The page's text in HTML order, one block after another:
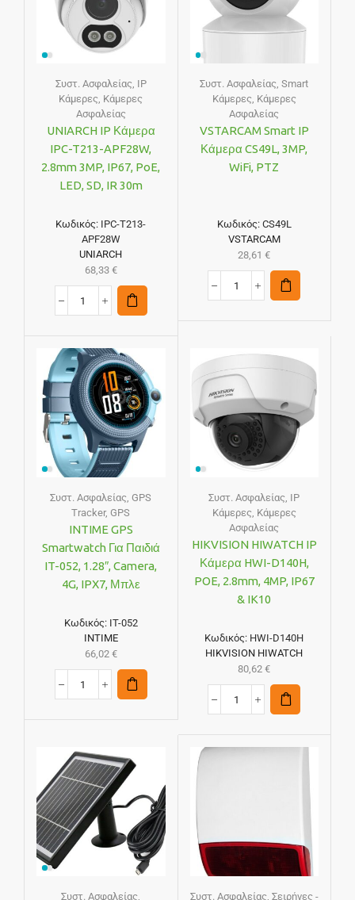
Συστ. Ασφαλείας, IP
Κάμερες Κάμερες
Ασφαλείας
UNIARCH IP Κάμερα
IPC-T213-APF28W,
2.8mm 3MP, IP67, PoE,
LED, SD, IR 30m
Κωδικός: IPC-T213-
APF28W
UNIARCH
68,33 €
Συστ. Ασφαλείας ,Smart
Κάμερες, Κάμερες
Ασφαλείας
VSTARCAM Smart IP
Κάμερα CS49L, 3MP,
WiFi, PTZ
Κωδικός: CS49L
VSTARCAM
28,61€
Συστ. Ασφαλείας ,GPS
Tracker,GPS
INTIME GPS
Smartwatch Για Παιδιά
IT-052, 1.28″, Camera,
4G, IPX7, Μπλε
Κωδικός: IT-052
INTIME
66,02 €
Συστ. Ασφαλείας IP
Κάμερες, Κάμερες
Ασφαλείας
HIKVISION HIWATCH IP
Κάμερα HWI-D140H,
POE, 2.8mm, 4MP, IP67
& IK10
Κωδικός: HWI-D140H
HIKVISION HIWATCH
80,62€
Συστ. Ασφαλείας Συστ. Ασφαλείας, Σειρήνες -